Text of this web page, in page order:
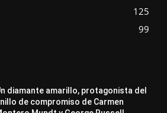
125
99
Premios Secciones
Sucesos
Más
diamante amarillo, protagonista del
de compromiso de Carmen